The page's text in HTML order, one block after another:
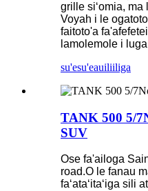
grille siʻomia, ma
Voyah i le
faitoto'a
lamolemole i
su'esu'eauiliiliga
TANK 500 5/
SUV
Ose fa'ailoga
road.O le fanau
faʻataʻitaʻiga sili